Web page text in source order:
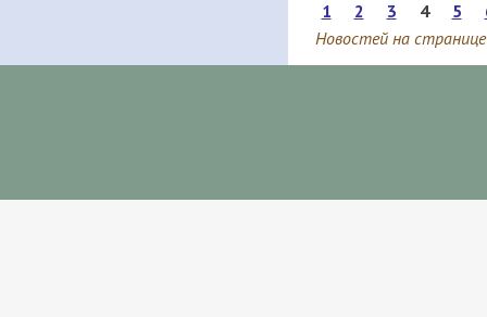
1 2 3 4 5
Новостей на странице